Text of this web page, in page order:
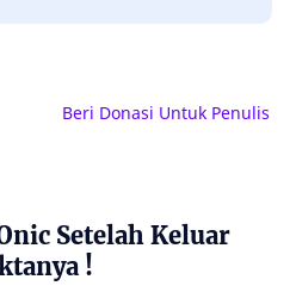
Beri Donasi Untuk Penulis |
Setelah Keluar
!